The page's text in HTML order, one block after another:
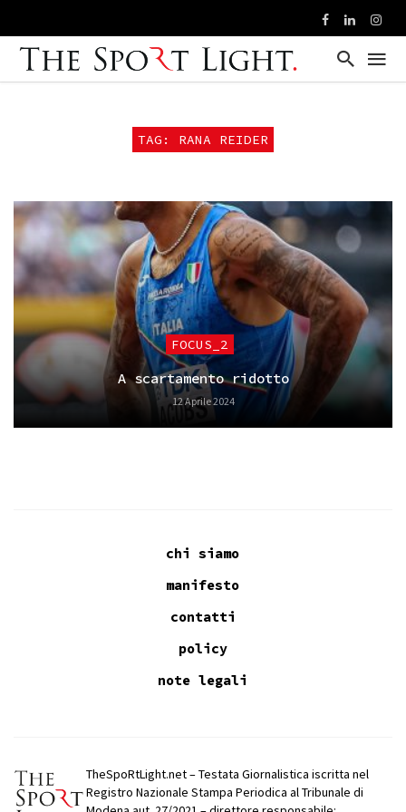
TAG: RANA REIDER
FOCUS_2
A scartamento ridotto
12 Aprile 2024
chi siamo
manifesto
contatti
policy
note legali
TheSpoRtLight.net – Testata Giornalistica iscritta nel
Registro Nazionale Stampa Periodica al Tribunale di